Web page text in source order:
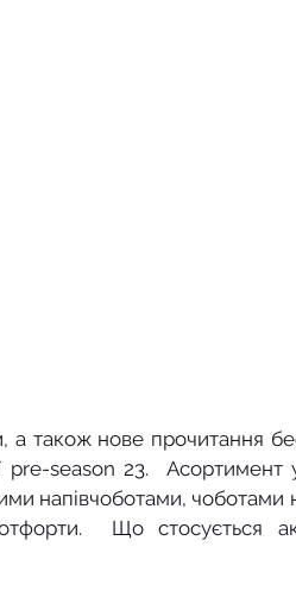
а також нове прочитання
pre-season 23.  Асортимент
напівчоботами, чоботами
Що стосується